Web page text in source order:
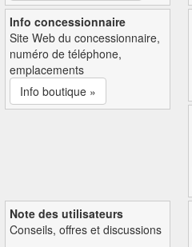
Info concessionnaire
Site Web du concessionnaire,
numéro de téléphone,
emplacements
Info boutique »
Note des utilisateurs
Conseils, offres et discussions